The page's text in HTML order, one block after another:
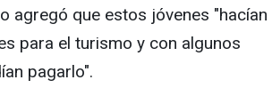
agregó que estos jóvenes "hacían
para el turismo y con algunos
pagarlo".